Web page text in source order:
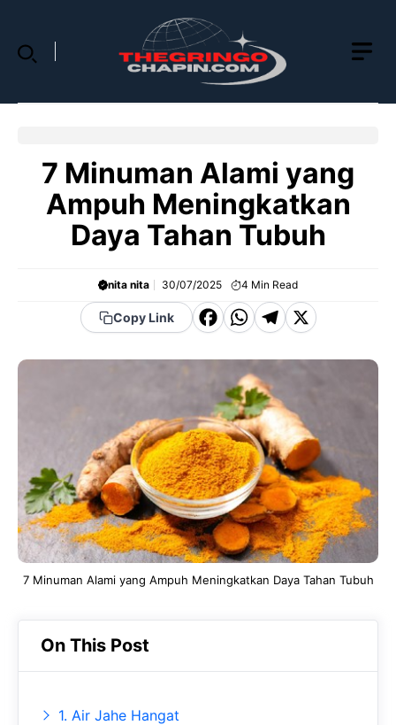
content
7 Minuman Alami yang
Ampuh Meningkatkan
Daya Tahan Tubuh
nita nita 30/07/2025 4 Min Read
Copy Link
F
e
b
o
o
k
W
a
t
s
A
p
p
T
e
g
r
a
m
X
7 Minuman Alami yang Ampuh Meningkatkan Daya Tahan Tubuh
On This Post
1. Air Jahe Hangat